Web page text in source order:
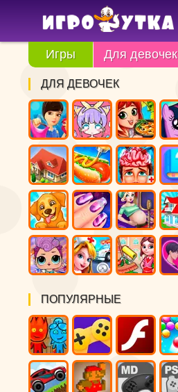
Игры Для девочек
ДЛЯ ДЕВОЧЕК
ПОПУЛЯРНЫЕ